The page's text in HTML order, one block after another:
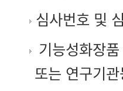
심사번호 및
기능성화장
또는 연구기